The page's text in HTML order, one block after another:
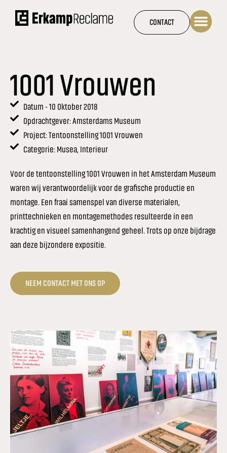
CONTACT
1001 Vrouwen
Datum - 10 Oktober 2018
Opdrachtgever: Amsterdams Museum
Project: Tentoonstelling 1001 Vrouwen
Categorie: Musea, Interieur
Voor de tentoonstelling 1001 Vrouwen in het Amsterdam Museum
waren wij verantwoordelijk voor de grafische productie en
montage. Een fraai samenspel van diverse materialen,
printtechnieken en montagemethodes resulteerde in een
krachtig en visueel samenhangend geheel. Trots op onze bijdrage
aan deze bijzondere expositie.
NEEM CONTACT MET ONS OP